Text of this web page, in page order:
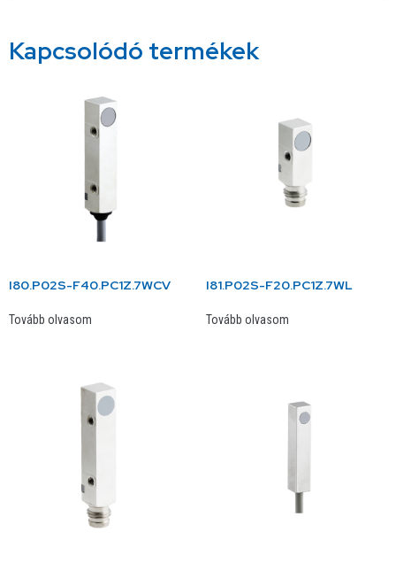
Kapcsolódó termékek
I80.P02S-F40.PC1Z.7WCV
Tovább olvasom
I81.P02S-F20.PC1Z.7WL
Tovább olvasom